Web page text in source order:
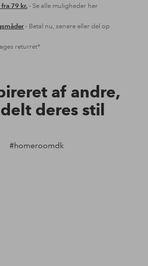
79 kr.- Se alle muligheder her
- Betal nu, senere eller del op
returret*
af andre,
deres stil
#homeroomdk